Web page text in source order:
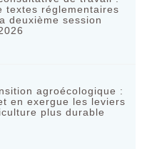
textes réglementaires
deuxième session
agroécologique :
en exergue les leviers
plus durable